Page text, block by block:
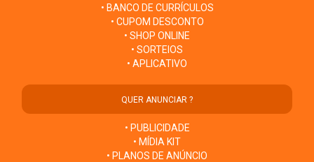
• BANCO DE CURRÍCULOS
• CUPOM DESCONTO
• SHOP ONLINE
• SORTEIOS
• APLICATIVO
QUER ANUNCIAR ?
• PUBLICIDADE
• MÍDIA KIT
• PLANOS DE ANÚNCIO